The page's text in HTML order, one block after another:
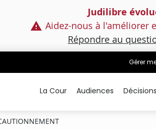
Judilibre
Aidez-nous à l'améliorer
Répondre au
Gérer
La Cour Audiences Décisions